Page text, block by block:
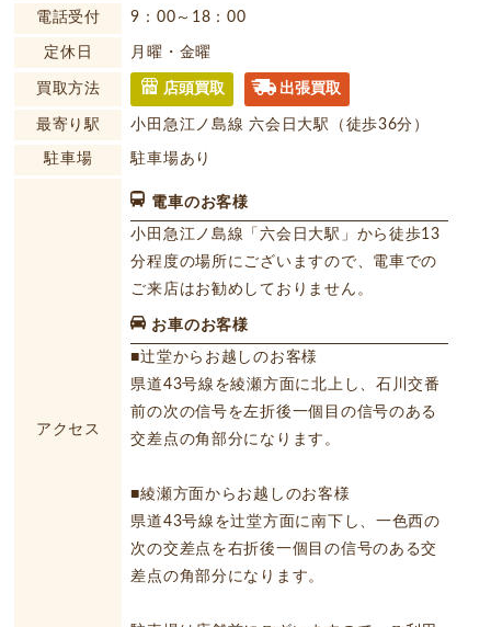
電話受付 9：00～18：00
定休日 月曜・金曜
買取方法 店頭買取 出張買取
最寄り駅 小田急江ノ島線 六会日大駅（徒歩36分）
駐車場 駐車場あり
アクセス
電車のお客様
小田急江ノ島線「六会日大駅」から徒歩13
分程度の場所にございますので、電車での
ご来店はお勧めしておりません。
お車のお客様
■辻堂からお越しのお客様
県道43号線を綾瀬方面に北上し、石川交番
前の次の信号を左折後一個目の信号のある
交差点の角部分になります。
■綾瀬方面からお越しのお客様
県道43号線を辻堂方面に南下し、一色西の
次の交差点を右折後一個目の信号のある交
差点の角部分になります。